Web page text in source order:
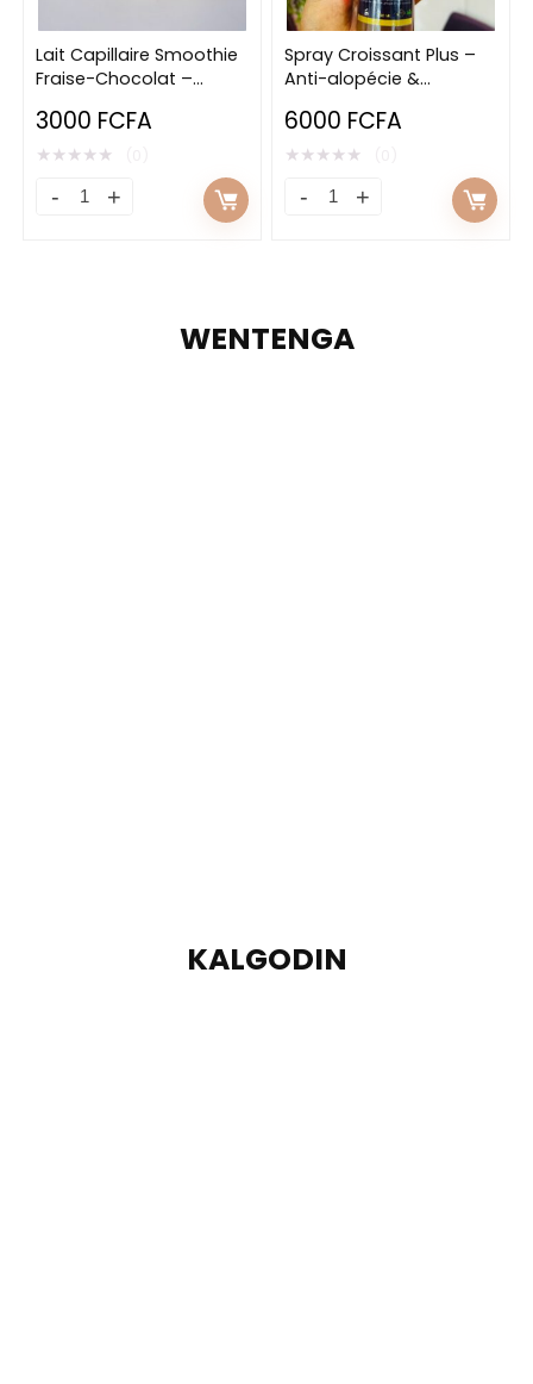
Lait Capillaire Smoothie
Fraise-Chocolat –
démêlage enfant (1–12
ans)
3000 FCFA
★★★★★
Spray Croissant Plus –
Anti-alopécie &
pousse
6000 FCFA
★★★★★
WENTENGA
KALGODIN